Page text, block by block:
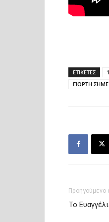
ΕΤΙΚΕΤΕΣ
ΓΙΟΡΤΗ
Προηγούμενο
Το